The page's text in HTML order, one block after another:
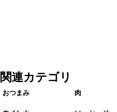
関連カテゴリ
おつまみ 肉